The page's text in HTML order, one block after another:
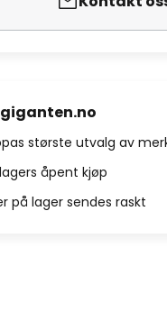
største utvalg av
åpent kjøp
på lager sendes raskt